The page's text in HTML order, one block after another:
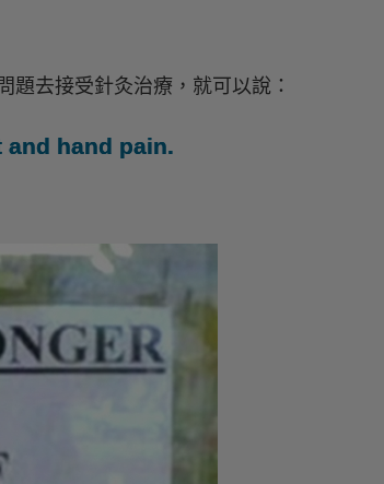
題去接受針灸治療，就可以說：
hand pain.